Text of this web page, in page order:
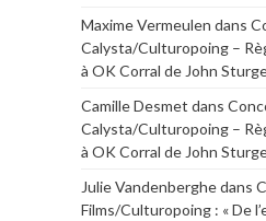
Maxime Vermeulen dans
Calysta/Culturopoing –
à OK Corral de John
Camille Desmet dans
Calysta/Culturopoing –
à OK Corral de John
Julie Vandenberghedans
Films/Culturopoing : « De